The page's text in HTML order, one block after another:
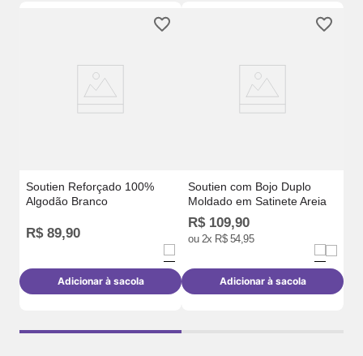
Soutien Reforçado 100%
Algodão Branco
R$ 89,90
Adicionar à sacola
Soutien com Bojo Duplo
Moldado em Satinete Areia
R$ 109,90
ou 2x R$ 54,95
Adicionar à sacola